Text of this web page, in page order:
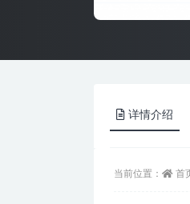
详情介绍
当前位置： 首